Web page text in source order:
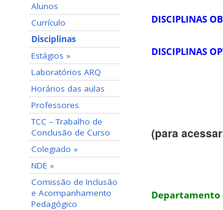
Alunos
Currículo
Disciplinas
Estágios »
Laboratórios ARQ
Horários das aulas
Professores
TCC – Trabalho de
Conclusão de Curso
Colegiado »
NDE »
Comissão de Inclusão
e Acompanhamento
Pedagógico
DISCIPLINAS
DISCIPLINAS
(para
Departamento